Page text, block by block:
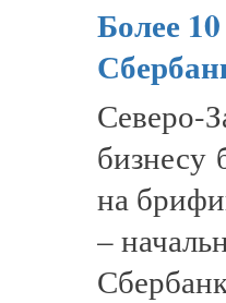
Более
бизнесу
на
–